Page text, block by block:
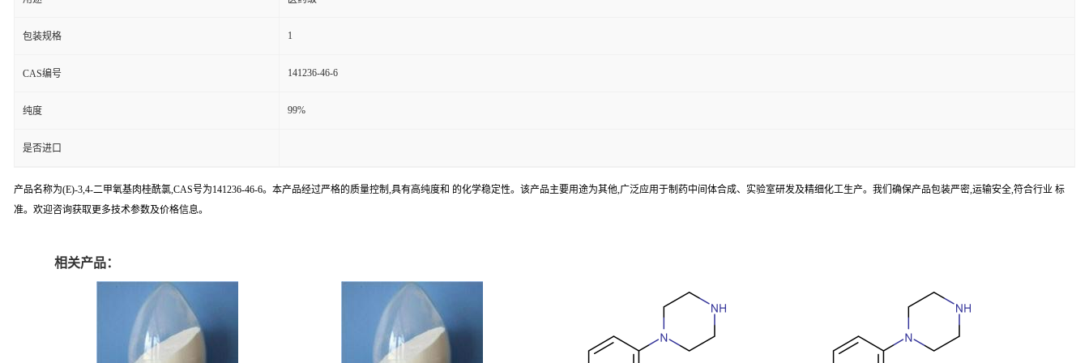
包装规格 1
CAS编号 141236-46-6
纯度 99%
是否进口
产品名称为(E)-3,4-二甲氧基肉桂酰氯,CAS号为141236-46-6。本产品经过严格的质量控制,具有高纯度和 的化学稳定性。该产品主要用途为其他,广泛应用于制药中间体合成、实验室研发及精细化工生产。我们确保产品包装严密,运输安全,符合行业 标
准。欢迎咨询获取更多技术参数及价格信息。
相关产品：